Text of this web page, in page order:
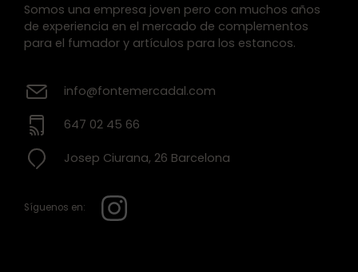
Somos una empresa joven pero con muchos años
de experiencia en el mercado de complementos
para el fumador y artículos para los estancos.
info@fontemercadal.com
647 02 45 66
Josep Ciurana, 26 Barcelona
Síguenos en: